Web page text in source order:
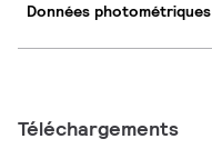
Données photométriques
Téléchargements